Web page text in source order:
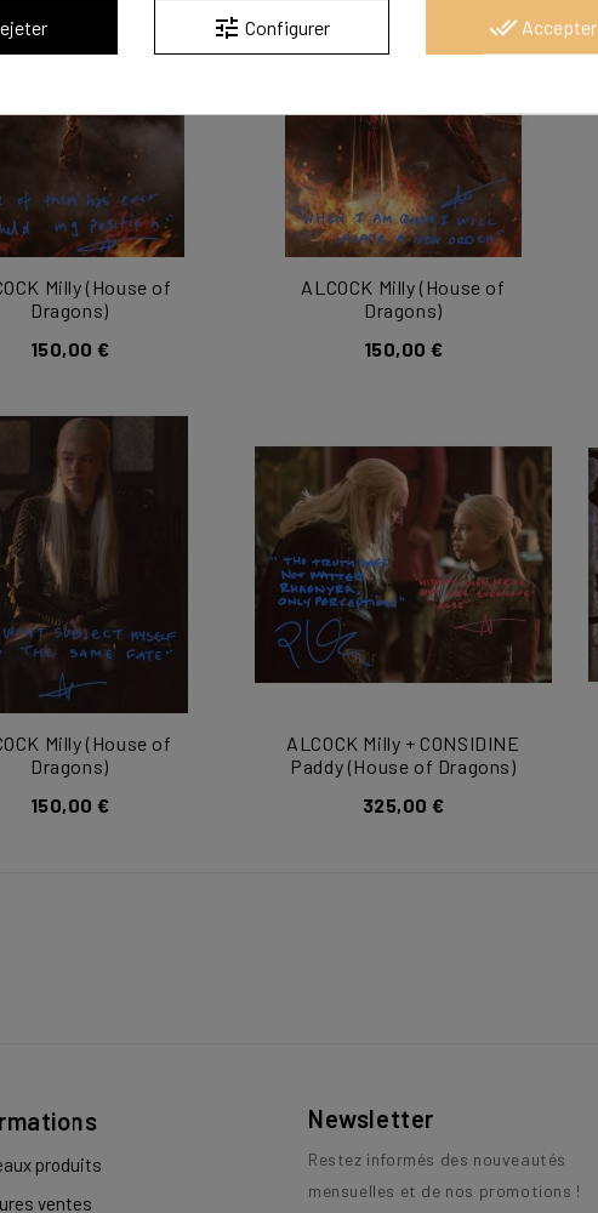
Milly (House of
Dragons)
150,00 €
ALCOCK Milly (House of
Dragons)
150,00 €
Milly (House of
Dragons)
150,00 €
ALCOCK Milly + CONSIDINE
Paddy (House of Dragons)
325,00 €
produits
ventes
Newsletter
Restez informés des nouveautés
mensuelles et de nos promotions !
tune Configurer done_all Accepter